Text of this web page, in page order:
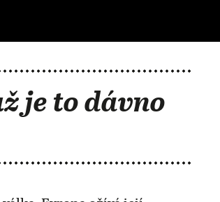
je to dávno